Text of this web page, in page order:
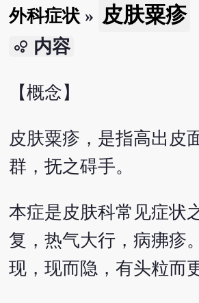
外科症状» 皮肤粟疹
bubble_chart 内容
【概念】
皮肤粟疹，是指高出皮
群，抚之碍手。
本症是皮肤科常见症状
复，热气大行，病疿疹
现，现而隐，有头粒而